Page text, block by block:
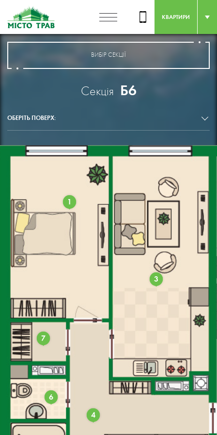
КВАРТИРИ
ВИБІР СЕКЦІЇ
Секція Б6
ОБЕРІТЬ ПОВЕРХ:
1
3
4
6
7